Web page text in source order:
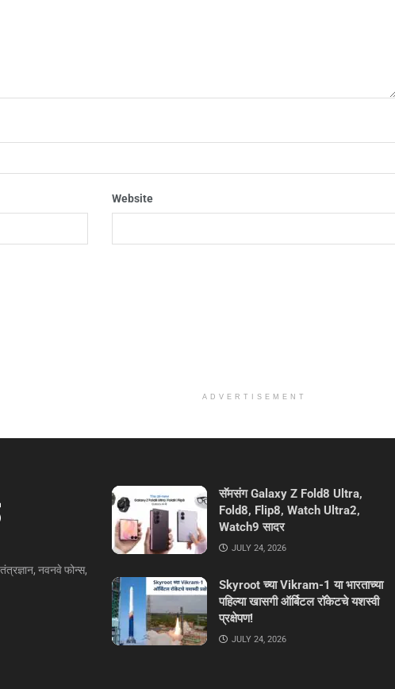
Website
ADVERTISEMENT
तंत्रज्ञान, नवनवे फोन्स,
सॅमसंग Galaxy Z Fold8 Ultra,
Fold8, Flip8, Watch Ultra2,
Watch9 सादर
JULY 24, 2026
Skyroot च्या Vikram-1 या भारताच्या
पहिल्या खासगी ऑर्बिटल रॉकेटचे यशस्वी
प्रक्षेपण!
JULY 24, 2026